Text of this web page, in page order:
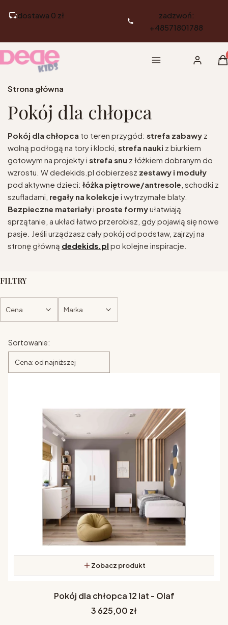
dostawa 0 zł
zadzwoń:
+48571801788
Menu Zaloguj się
Strona główna
Pokój dla chłopca
Pokój dla chłopca to teren przygód: strefa zabawy z
wolną podłogą na tory i klocki, strefa nauki z biurkiem
gotowym na projekty i strefa snu z łóżkiem dobranym do
wzrostu. W dedekids.pl dobierzesz zestawy i moduły
pod aktywne dzieci: łóżka piętrowe/antresole , schodki z
szufladami, regały na kolekcje i wytrzymałe blaty.
Bezpieczne materiałyi proste formyułatwiają
sprzątanie, a układ łatwo przerobisz, gdy pojawią się nowe
pasje. Jeśli urządzasz cały pokój od podstaw, zajrzyj na
stronę główną dedekids.pl po kolejne inspiracje.
FILTRY
Cena Marka
Lista produktów
Sortowanie:
Cena: od najniższej
Zobacz produkt
Pokój dla chłopca 12 lat - Olaf
Cena
3 625,00 zł